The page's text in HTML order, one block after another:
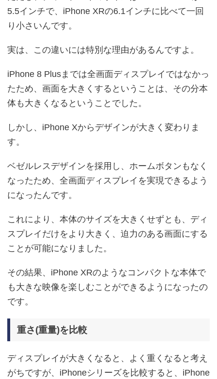
5.5インチで、iPhone XRの6.1インチに比べて一回
り小さいんです。
実は、この違いには特別な理由があるんですよ。
iPhone 8 Plusまでは全画面ディスプレイではなかっ
たため、画面を大きくするということは、その分本
体も大きくなるということでした。
しかし、iPhone Xからデザインが大きく変わりま
す。
ベゼルレスデザインを採用し、ホームボタンもなく
なったため、全画面ディスプレイを実現できるよう
になったんです。
これにより、本体のサイズを大きくせずとも、ディ
スプレイだけをより大きく、迫力のある画面にする
ことが可能になりました。
その結果、iPhone XRのようなコンパクトな本体で
も大きな映像を楽しむことができるようになったの
です。
重さ(重量)を比較
ディスプレイが大きくなると、よく重くなると考え
がちですが、iPhoneシリーズを比較すると、iPhone